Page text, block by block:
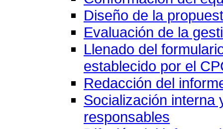
Diseño de la
Evaluación de la
Llenado del
establecido por el
Redacción del
Socialización interna
responsables